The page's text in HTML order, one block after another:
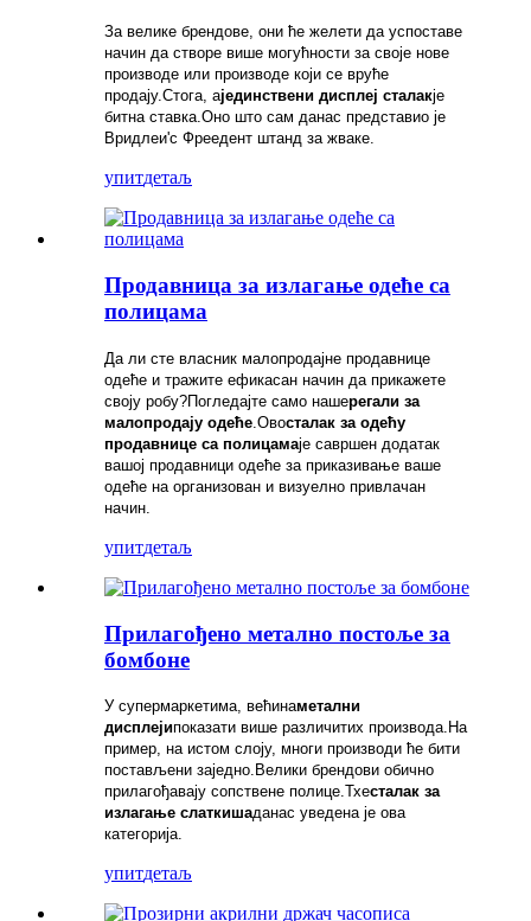
За велике брендове, они ће желети да успоставе
начин да створе више могућности за своје нове
производе или производе који се вруће
продају.Стога, ајединствени дисплеј сталакје
битна ставка.Оно што сам данас представио је
Вридлеи'с Фреедент штанд за жваке.
упитдетаљ
Продавница за излагање одеће са
полицама
Да ли сте власник малопродајне продавнице
одеће и тражите ефикасан начин да прикажете
своју робу?Погледајте само нашерегали за
малопродају одеће .Овосталак за одећу
продавнице са полицамаје савршен додатак
вашој продавници одеће за приказивање ваше
одеће на организован и визуелно привлачан
начин.
упитдетаљ
Прилагођено метално постоље за
бомбоне
У супермаркетима, већинаметални
дисплејипоказати више различитих производа.На
пример, на истом слоју, многи производи ће бити
постављени заједно.Велики брендови обично
прилагођавају сопствене полице.Тхесталак за
излагање слаткишаданас уведена је ова
категорија.
упитдетаљ